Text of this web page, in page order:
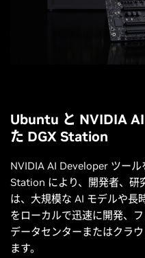
Ubuntu と NVIDIA
た DGX Station
NVIDIA AI Developer ツー
Station により、開発者、研
は、大規模な AI モデルや長
をローカルで迅速に開発、
データセンターまたはクラ
ます。